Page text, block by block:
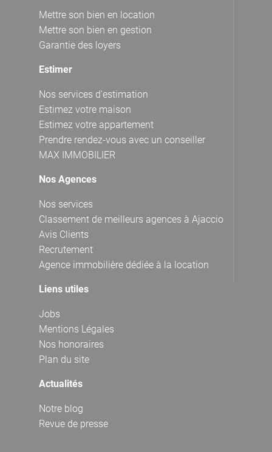
Mettre son bien en location
Mettre son bien en gestion
Garantie des loyers
Estimer
Nos services d'estimation
Estimez votre maison
Estimez votre appartement
Prendre rendez-vous avec un conseiller
MAX IMMOBILIER
Nos Agences
Nos services
Classement de meilleurs agences à Ajaccio
Avis Clients
Recrutement
Agence immobilière dédiée à la location
Liens utiles
Jobs
Mentions Légales
Nos honoraires
Plan du site
Actualités
Notre blog
Revue de presse